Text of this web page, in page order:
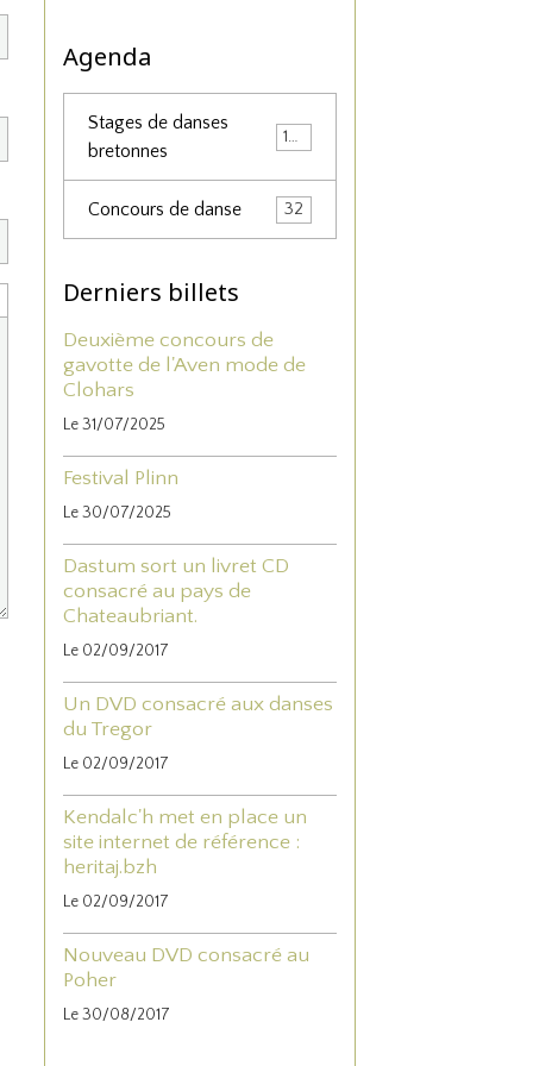
Agenda
Stages de danses
bretonnes
156
Concours de danse 32
Derniers billets
Deuxième concours de
gavotte de l'Aven mode de
Clohars
Le 31/07/2025
Festival Plinn
Le 30/07/2025
Dastum sort un livret CD
consacré au pays de
Chateaubriant.
Le 02/09/2017
Un DVD consacré aux danses
du Tregor
Le 02/09/2017
Kendalc'h met en place un
site internet de référence :
heritaj.bzh
Le 02/09/2017
Nouveau DVD consacré au
Poher
Le 30/08/2017